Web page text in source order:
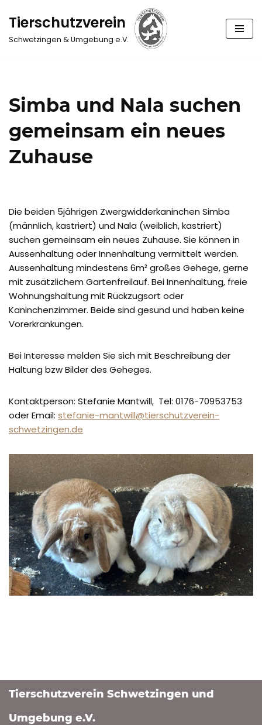
Zum
Inhalt
Tierschutzverein
Schwetzingen & Umgebung e.V.
Simba und Nala suchen
gemeinsam ein neues
Zuhause
Die beiden 5jährigen Zwergwidderkaninchen Simba
(männlich, kastriert) und Nala (weiblich, kastriert)
suchen gemeinsam ein neues Zuhause. Sie können in
Aussenhaltung oder Innenhaltung vermittelt werden.
Aussenhaltung mindestens 6m² großes Gehege, gerne
mit zusätzlichem Gartenfreilauf. Bei Innenhaltung, freie
Wohnungshaltung mit Rückzugsort oder
Kaninchenzimmer. Beide sind gesund und haben keine
Vorerkrankungen.
Bei Interesse melden Sie sich mit Beschreibung der
Haltung bzw Bilder des Geheges.
Kontaktperson: Stefanie Mantwill, Tel: 0176-70953753
oder Email: stefanie-mantwill@tierschutzverein-
schwetzingen.de
Tierschutzverein Schwetzingen und
Umgebung e.V.